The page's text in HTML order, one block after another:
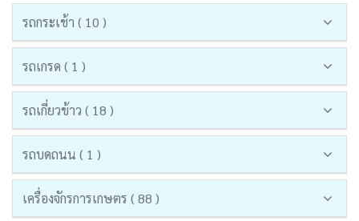
รถกระเช้า ( 10 )
รถเกรด ( 1 )
รถเกี่ยวข้าว ( 18 )
รถบดถนน ( 1 )
เครื่องจักรการเกษตร ( 88 )